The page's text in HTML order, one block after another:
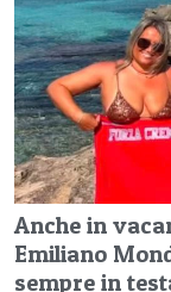
Anche in
Emiliano
sempre in